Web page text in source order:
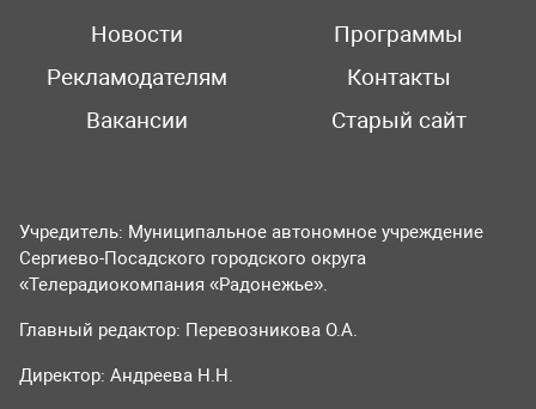
Новости
Программы
Рекламодателям
Контакты
Вакансии
Старый сайт
Учредитель: Муниципальное автономное учреждение
Сергиево-Посадского городского округа
«Телерадиокомпания «Радонежье».
Главный редактор: Перевозникова О.А.
Директор: Андреева Н.Н.